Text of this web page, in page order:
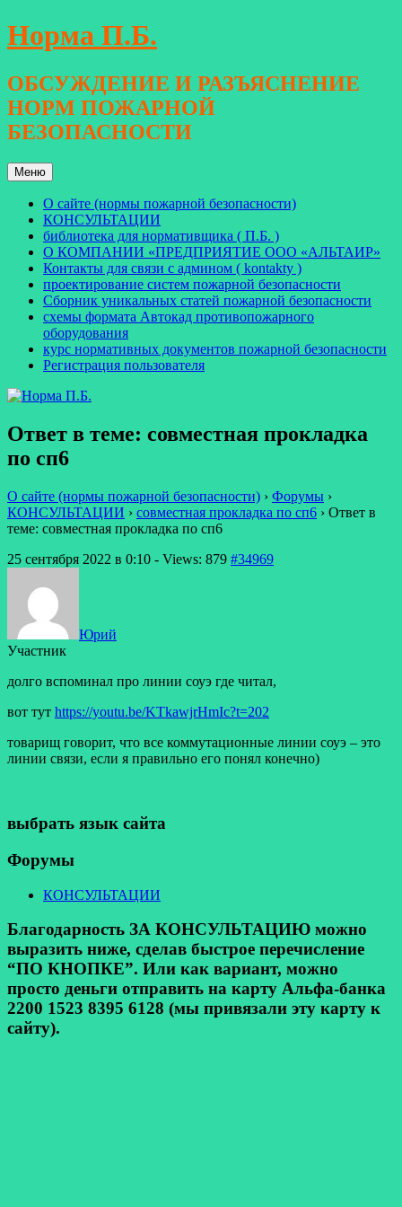
Перейти
к
Норма П.Б.
ОБСУЖДЕНИЕ И РАЗЪЯСНЕНИЕ
НОРМ ПОЖАРНОЙ
БЕЗОПАСНОСТИ
Меню
О сайте (нормы пожарной безопасности)
КОНСУЛЬТАЦИИ
библиотека для нормативщика ( П.Б. )
О КОМПАНИИ «ПРЕДПРИЯТИЕ ООО «АЛЬТАИР»
Контакты для связи с админом ( kontakty )
проектирование систем пожарной безопасности
Сборник уникальных статей пожарной безопасности
схемы формата Автокад противопожарного
оборудования
курс нормативных документов пожарной безопасности
Регистрация пользователя
Ответ в теме: совместная прокладка
по сп6
О сайте (нормы пожарной безопасности) › Форумы ›
КОНСУЛЬТАЦИИ › совместная прокладка по сп6 › Ответ в
теме: совместная прокладка по сп6
25 сентября 2022 в 0:10 - Views: 879 #34969
Юрий
Участник
долго вспоминал про линии соуэ где читал,
вот тут https://youtu.be/KTkawjrHmIc?t=202
товарищ говорит, что все коммутационные линии соуэ – это
линии связи, если я правильно его понял конечно)
выбрать язык сайта
Форумы
КОНСУЛЬТАЦИИ
Благодарность ЗА КОНСУЛЬТАЦИЮ можно
выразить ниже, сделав быстрое перечисление
“ПО КНОПКЕ”. Или как вариант, можно
просто деньги отправить на карту Альфа-банка
2200 1523 8395 6128 (мы привязали эту карту к
сайту).